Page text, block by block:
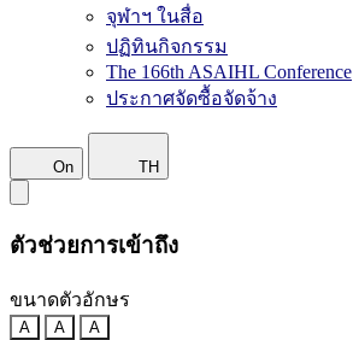
จุฬาฯ ในสื่อ
ปฏิทินกิจกรรม
The 166th ASAIHL Conference
ประกาศจัดซื้อจัดจ้าง
On TH
ตัวช่วยการเข้าถึง
ขนาดตัวอักษร
A A A